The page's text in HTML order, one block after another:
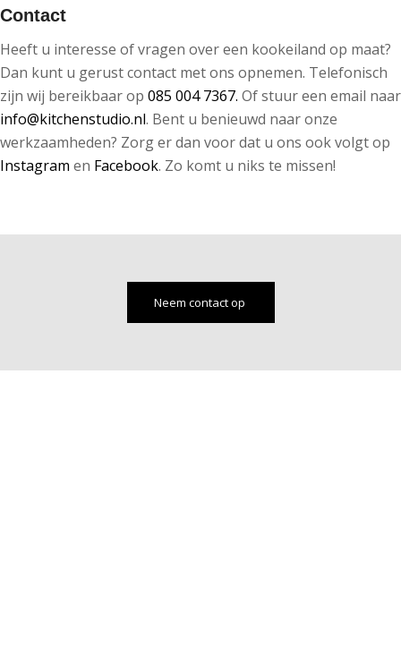
Contact
Heeft u interesse of vragen over een kookeiland op maat?
Dan kunt u gerust contact met ons opnemen. Telefonisch
zijn wij bereikbaar op 085 004 7367. Of stuur een email naar
info@kitchenstudio.nl. Bent u benieuwd naar onze
werkzaamheden? Zorg er dan voor dat u ons ook volgt op
Instagram en Facebook. Zo komt u niks te missen!
Neem contact op